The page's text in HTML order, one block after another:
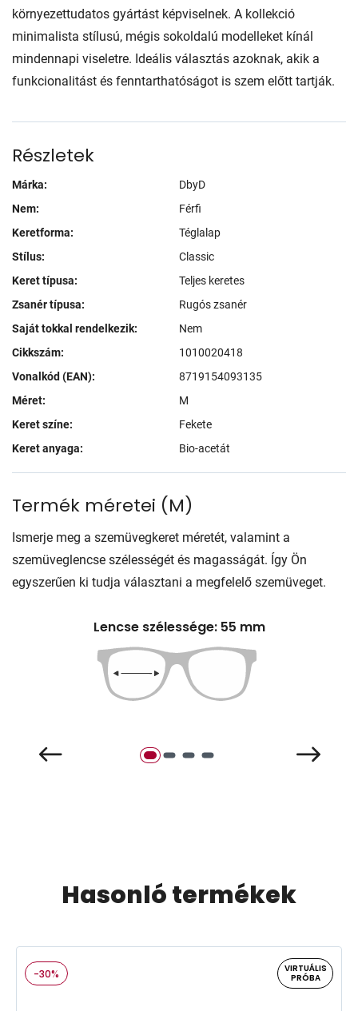
környezettudatos gyártást képviselnek. A kollekció
minimalista stílusú, mégis sokoldalú modelleket kínál
mindennapi viseletre. Ideális választás azoknak, akik a
funkcionalitást és fenntarthatóságot is szem előtt tartják.
Részletek
Márka:
DbyD
Nem:
Férfi
Keretforma:
Téglalap
Stílus:
Classic
Keret típusa:
Teljes keretes
Zsanér típusa:
Rugós zsanér
Saját tokkal rendelkezik:
Nem
Cikkszám:
1010020418
Vonalkód (EAN):
8719154093135
Méret:
M
Keret színe:
Fekete
Keret anyaga:
Bio-acetát
Termék méretei (M)
Ismerje meg a szemüvegkeret méretét, valamint a
szemüveglencse szélességét és magasságát. Így Ön
egyszerűen ki tudja választani a megfelelő szemüveget.
Lencse szélessége: 55 mm
Hasonló termékek
-30%
VIRTUÁLIS
PRÓBA